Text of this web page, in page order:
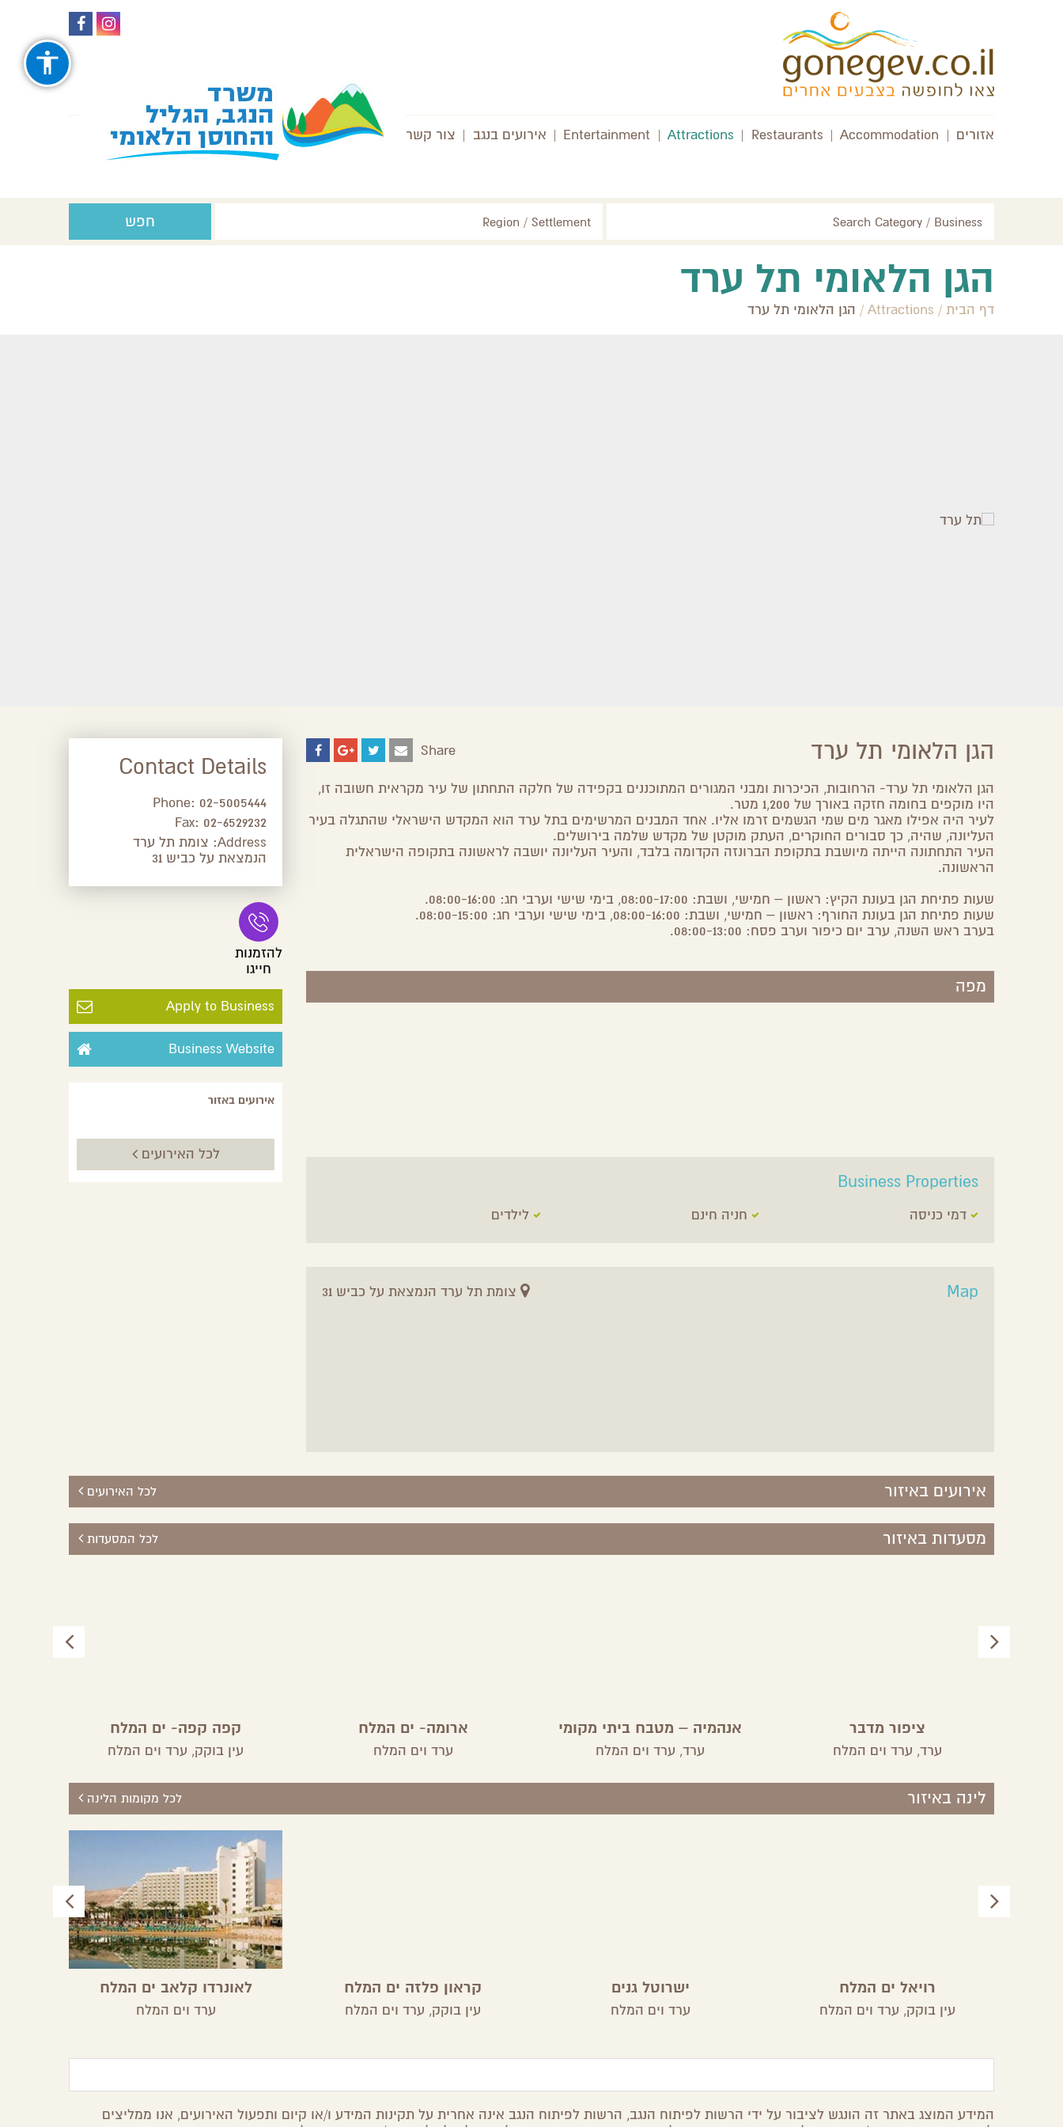
עקבו
אחרינו
ב-
Facebook
עקבו
Instagram
אזורים |
Accommodation
|
Restaurants
|
Attractions
|
Entertainment
| אירועים בנגב | צור קשר
Search Category / Business
Region / Settlement חפש
הגן הלאומי תל ערד
דף הבית /
Attractions
/ הגן הלאומי תל ערד
Contact Details
Phone: 02-5005444
Fax: 02-6529232
Address: צומת תל ערד
הנמצאת על כביש 31
להזמנות
חייגו
Apply to Business
Business Website
אירועים באזור
לכל האירועים
הגן הלאומי תל ערד Share
Share
Email
Share
Twitter
Share
Plus
Share
הגן הלאומי תל ערד- הרחובות, הכיכרות ומבני המגורים המתוכננים בקפידה של חלקה התחתון של עיר מקראית חשובה זו,
היו מוקפים בחומה חזקה באורך של 1,200 מטר.
לעיר היה אפילו מאגר מים שמי הגשמים זרמו אליו. אחד המבנים המרשימים בתל ערד הוא המקדש הישראלי שהתגלה בעיר
העליונה, שהיה, כך סבורים החוקרים, העתק מוקטן של מקדש שלמה בירושלים.
העיר התחתונה הייתה מיושבת בתקופת הברונזה הקדומה בלבד, והעיר העליונה יושבה לראשונה בתקופה הישראלית
הראשונה.
שעות פתיחת הגן בעונת הקיץ: ראשון – חמישי, ושבת: 08:00-17:00, בימי שישי וערבי חג: 08:00-16:00.
שעות פתיחת הגן בעונת החורף: ראשון – חמישי, ושבת: 08:00-16:00, בימי שישי וערבי חג: 08:00-15:00.
בערב ראש השנה, ערב יום כיפור וערב פסח: 08:00-13:00.
מפה
Business Properties
דמי כניסה חניה חינם לילדים
Map צומת תל ערד הנמצאת על כביש 31
אירועים באיזור לכל האירועים
מסעדות באיזור לכל המסעדות
ציפור מדבר
ערד, ערד וים המלח
אנהמיה – מטבח ביתי מקומי
ערד, ערד וים המלח
ארומה- ים המלח
ערד וים המלח
קפה קפה- ים המלח
עין בוקק, ערד וים המלח
לינה באיזור לכל מקומות הלינה
רויאל ים המלח
עין בוקק, ערד וים המלח
ישרוטל גנים
ערד וים המלח
קראון פלזה ים המלח
עין בוקק, ערד וים המלח
לאונרדו קלאב ים המלח
ערד וים המלח
המידע המוצג באתר זה הונגש לציבור על ידי הרשות לפיתוח הנגב, הרשות לפיתוח הנגב אינה אחרית על תקינות המידע ו/או קיום ותפעול האירועים, אנו ממליצים